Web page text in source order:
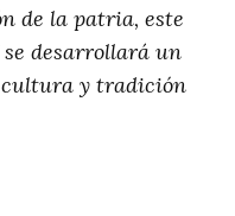
de la patria, este
se desarrollará un
cultura y tradición